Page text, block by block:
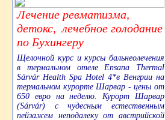
Лечение ревматизма,
детокс, лечебное голодание
по Бухингеру
Щелочной курс и курсы бальнеолечения
в термальном отеле Ensana Thermal
Sárvár Health Spa Hotel 4*в Венгрии на
термальном курорте Шарвар - цены от
650 евро на неделю. Курорт Шарвар
(Sárvár) с чудесным естественным
пейзажем неподалеку от австрийской